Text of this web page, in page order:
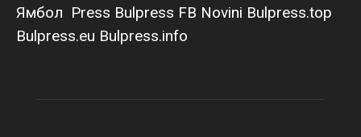
Ямбол Press Bulpress FB Novini Bulpress.top
Bulpress.eu Bulpress.info